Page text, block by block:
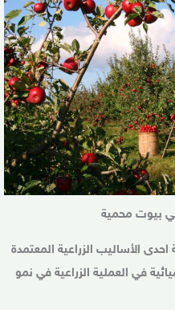
بيوت محمية
الأساليب الزراعية المعتمدة
في العملية الزراعية في نمو